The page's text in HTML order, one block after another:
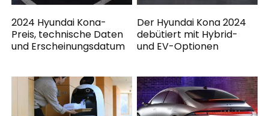
2024 Hyundai Kona-
Preis, technische Daten
und Erscheinungsdatum
Der Hyundai Kona 2024
debütiert mit Hybrid-
und EV-Optionen